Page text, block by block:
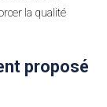
la qualité
proposé